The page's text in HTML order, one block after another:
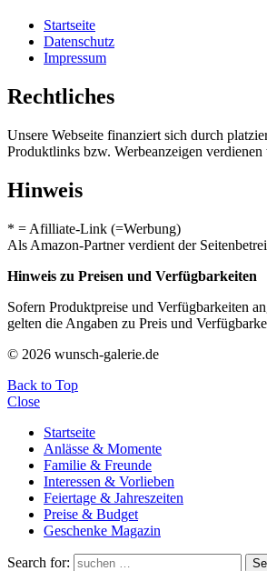
Startseite
Datenschutz
Impressum
Rechtliches
Unsere Webseite finanziert sich durch
Produktlinks bzw. Werbeanzeigen
Hinweis
* = Afilliate-Link (=Werbung)
Als Amazon-Partner verdient der
Hinweis zu Preisen und Verfügbarkeiten
Sofern Produktpreise und Verfügbarkeiten
gelten die Angaben zu Preis und
© 2026 wunsch-galerie.de
Back to Top
Close
Startseite
Anlässe & Momente
Familie & Freunde
Interessen & Vorlieben
Feiertage & Jahreszeiten
Preise & Budget
Geschenke Magazin
Search for: